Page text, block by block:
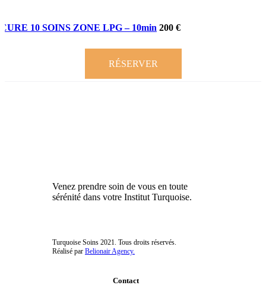
CURE 10 SOINS ZONE LPG – 10min 200 €
RÉSERVER
Venez prendre soin de vous en toute
sérénité dans votre Institut Turquoise.
Turquoise Soins 2021. Tous droits réservés.
Réalisé par Belionair Agency.
Contact